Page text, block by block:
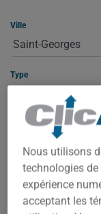
Ville
Type
GEORGES
À Saint-Georges,
valeur de la
Nous utilisons
technologies
expérience
acceptant les